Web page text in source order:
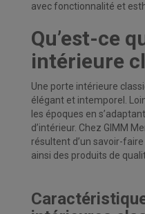
avec fonctionnalité et
Qu’est-ce
intérieure
Une porte intérieure
élégant et intemporel.
les époques en
d’intérieur. Chez GIMM
résultent d’un savoir-
ainsi des produits de